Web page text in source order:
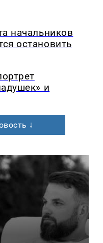
начальников
остановить
и
↓